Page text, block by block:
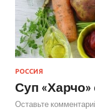
РОССИЯ
Суп
Оставьте